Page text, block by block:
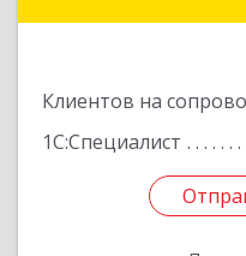
Клиентов на
1С:Специалист